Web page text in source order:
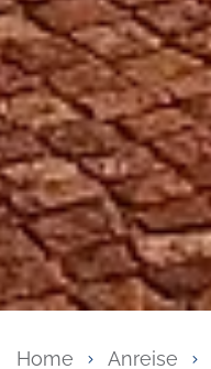
Home Anreise